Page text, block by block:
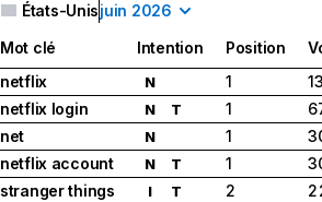
États-Unisjuin 2026
Mot clé Intention Position
netflix
N 1
netflix login
N T 1
net
N 1
netflix account
N T 1
stranger things
I T 2 2